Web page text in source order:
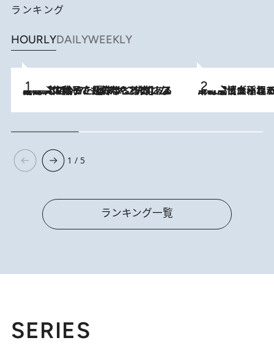
ランキング
HOURLYDAILYWEEKLY
2026.8.5
【阿川佐和子さんの年とる力】なぜ70代で始めた趣味は“こんなに楽しい”のか？ ピアノ、俳句…スランプに陥っても続けられる“ある秘訣”とは 2026.8.5
下町風情あふれる台北屈指の人気エリア・大稲埕でセンスのいい台湾土産《ヴ
1 / 5
ランキング一覧
SERIES